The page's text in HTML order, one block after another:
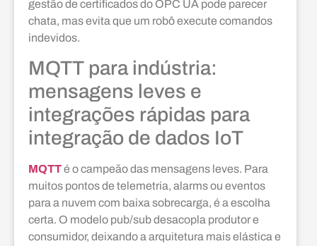
gestão de certificados do OPC UA pode parecer
chata, mas evita que um robô execute comandos
indevidos.
MQTT para indústria:
mensagens leves e
integrações rápidas para
integração de dados IoT
MQTTé o campeão das mensagens leves. Para
muitos pontos de telemetria, alarms ou eventos
para a nuvem com baixa sobrecarga, é a escolha
certa. O modelo pub/sub desacopla produtor e
consumidor, deixando a arquitetura mais elástica e